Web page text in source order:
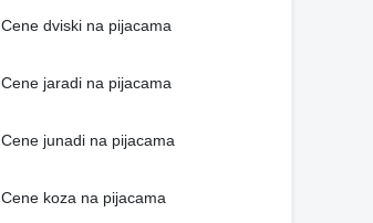
Cene dviski na pijacama
Cene jaradi na pijacama
Cene junadi na pijacama
Cene koza na pijacama